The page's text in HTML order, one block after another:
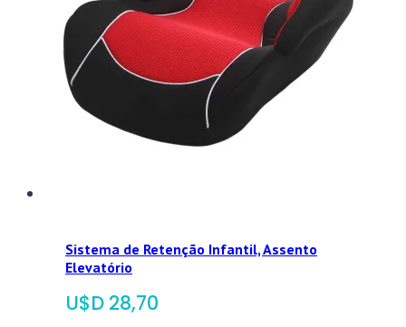
Sistema de Retenção Infantil, Assento
Elevatório
$ 28,70